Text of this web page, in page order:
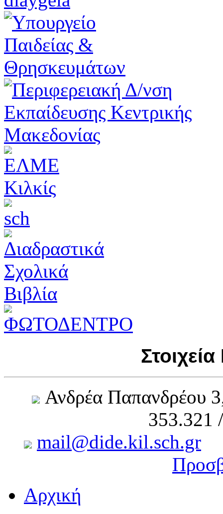
Ανδρέα Παπανδρέου
353.321
mail@dide.kil.sch.gr
Αρχική